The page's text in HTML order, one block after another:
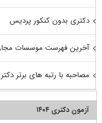
دکتری بدون کنکور پردیس
آخرین فهرست موسسات مجاز
مصاحبه با رتبه های برتر
آزمون دکتری ۱۴۰۴